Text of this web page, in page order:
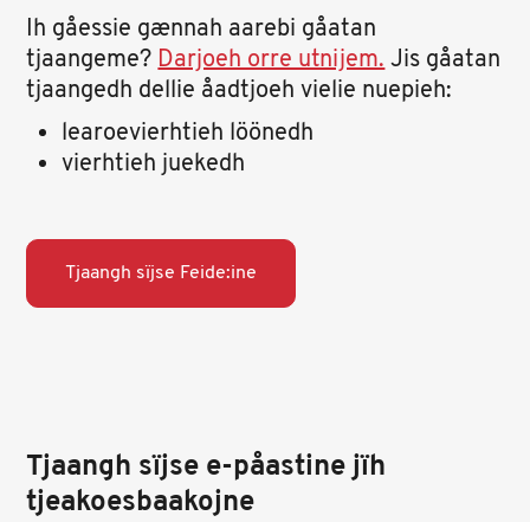
Ih gåessie gænnah aarebi gåatan
tjaangeme?Darjoeh orre utnijem.Jis gåatan
tjaangedh dellie åadtjoeh vielie nuepieh:
learoevierhtieh löönedh
vierhtieh juekedh
Tjaangh sïjse Feide:ine
Tjaangh sïjse e-påastine jïh
tjeakoesbaakojne